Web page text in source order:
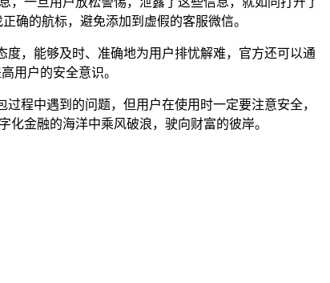
确的航标，避免添加到虚假的客服微信。
，能够及时、准确地为用户排忧解难，官方还可以通
用户的安全意识。
程中遇到的问题，但用户在使用时一定要注意安全，
金融的海洋中乘风破浪，驶向财富的彼岸。